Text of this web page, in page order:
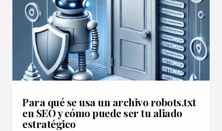
Para qué se usa un archivo robots.txt
en SEO y cómo puede ser tu aliado
estratégico